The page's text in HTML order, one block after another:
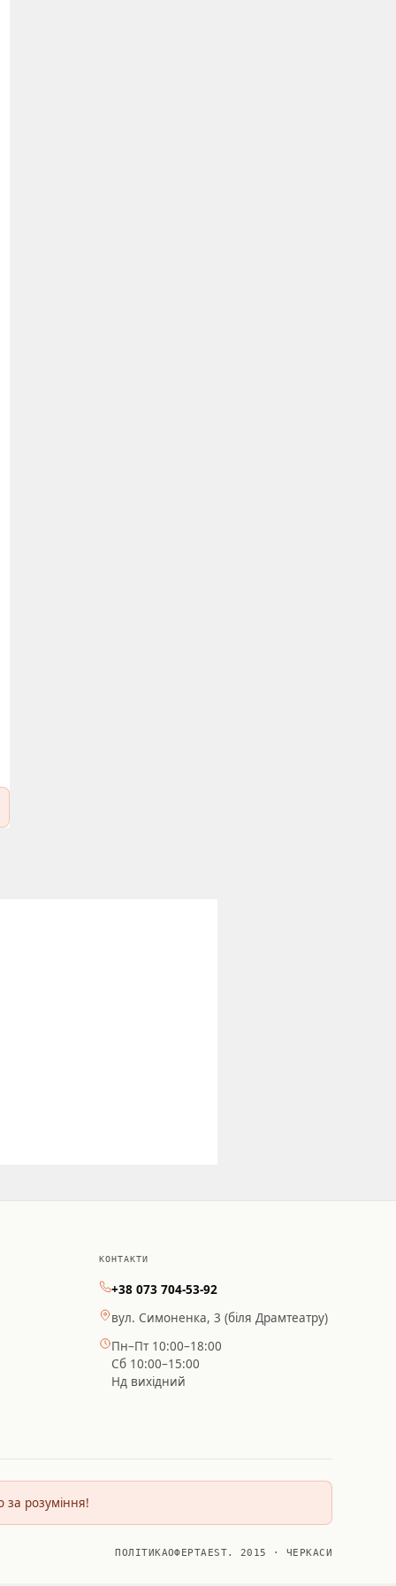
КОНТАКТИ
+38 073 704-53-92
вул. Симоненка, 3 (біля Драмтеатру)
Пн–Пт 10:00–18:00
Сб 10:00–15:00
Нд вихідний
за розуміння!
ПОЛІТИКАОФЕРТАEST. 2015 · ЧЕРКАСИ